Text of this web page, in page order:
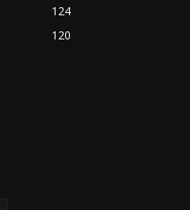
124
120